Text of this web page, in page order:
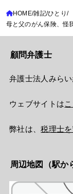
HOME 雑記 ひとり
母と父のがん保険、怪
顧問弁護士
弁護士法人みら
ウェブサイトは
弊社は、税理士
周辺地図（駅か